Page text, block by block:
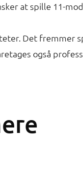
at spille 11-
Det fremmer
også